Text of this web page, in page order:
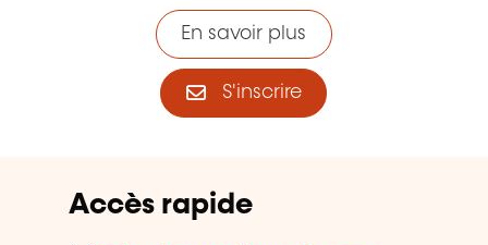
En savoir plus
S'inscrire
Accès rapide